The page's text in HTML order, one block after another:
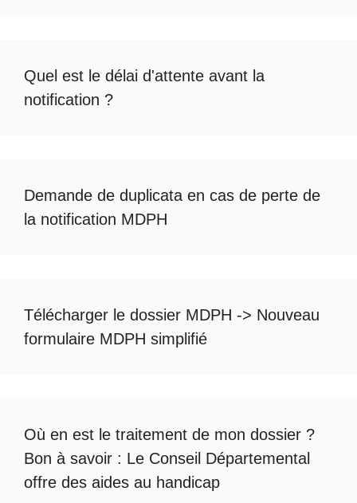
Quel est le délai d'attente avant la
notification ?
Demande de duplicata en cas de perte de
la notification MDPH
Télécharger le dossier MDPH -> Nouveau
formulaire MDPH simplifié
Où en est le traitement de mon dossier ?
Bon à savoir : Le Conseil Départemental
offre des aides au handicap